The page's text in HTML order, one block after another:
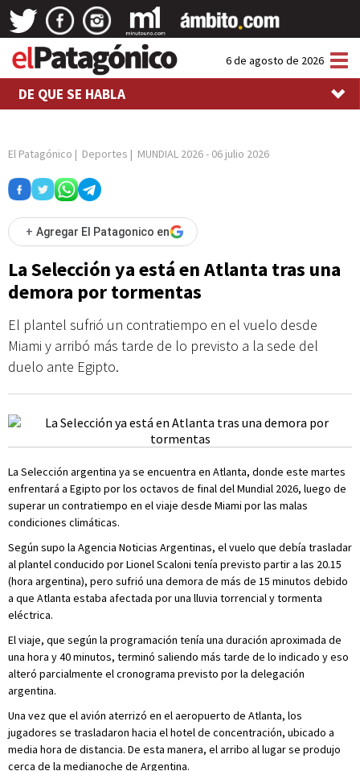
6 de agosto de 2026
DE QUE SE HABLA
El Patagónico | Deportes | MUNDIAL 2026- 06 julio 2026
+ Agregar El Patagonico en
La Selección ya está en Atlanta tras una
demora por tormentas
El plantel sufrió un contratiempo en el vuelo desde
Miami y arribó más tarde de lo previsto a la sede del
duelo ante Egipto.
La Selección argentina ya se encuentra en Atlanta, donde este martes
enfrentará a Egipto por los octavos de final del Mundial 2026, luego de
superar un contratiempo en el viaje desde Miami por las malas
condiciones climáticas.
Según supo la Agencia Noticias Argentinas, el vuelo que debía trasladar
al plantel conducido por Lionel Scaloni tenía previsto partir a las 20.15
(hora argentina), pero sufrió una demora de más de 15 minutos debido
a que Atlanta estaba afectada por una lluvia torrencial y tormenta
eléctrica.
El viaje, que según la programación tenía una duración aproximada de
una hora y 40 minutos, terminó saliendo más tarde de lo indicado y eso
alteró parcialmente el cronograma previsto por la delegación
argentina.
Una vez que el avión aterrizó en el aeropuerto de Atlanta, los
jugadores se trasladaron hacia el hotel de concentración, ubicado a
media hora de distancia. De esta manera, el arribo al lugar se produjo
cerca de la medianoche de Argentina.